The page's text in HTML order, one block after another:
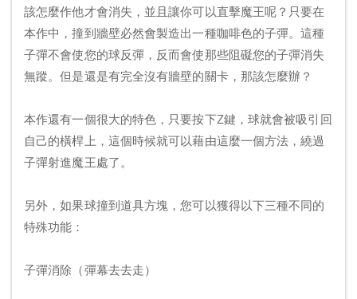
該怎麼作他才會消失，並且讓你可以直擊魔王呢？只要在
本作中，撞到牆壁必然會製造出一種咖啡色的子彈。這種
子彈不會使您的球反彈，反而會使那些阻礙您的子彈消失
無蹤。但是還是有完全沒有牆壁的關卡，那該怎麼辦？
本作還有一個很大的特色，只要按下Z鍵，球就會被吸引回
自己的橫桿上，這個時候就可以藉由這麼一個方法，繞過
子彈射進魔王處了。
另外，如果球撞到道具方塊，您可以獲得以下三種不同的
特殊功能：
子彈消除（彈幕去去走）